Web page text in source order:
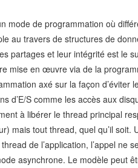
mode de programmation où
au travers de structures de
partages et leur intégrité est le
mise en œuvre via de la
axé sur la façon d’éviter
d’E/S comme les accès aux
à libérer le thread principal
mais tout thread, quel qu’il
de l’application, l’appel ne
asynchrone. Le modèle peut